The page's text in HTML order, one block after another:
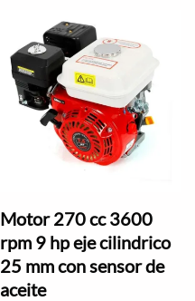
Motor 270 cc 3600
rpm 9 hp eje cilindrico
25 mm con sensor de
aceite